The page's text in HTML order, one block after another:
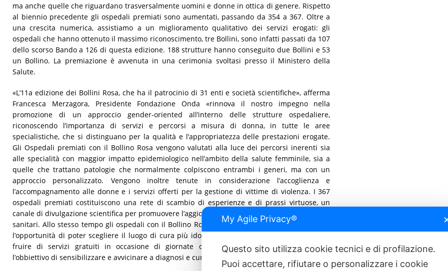
ma anche quelle che riguardano trasversalmente uomini e donne in ottica di genere. Rispetto
al biennio precedente gli ospedali premiati sono aumentati, passando da 354 a 367. Oltre a
una crescita numerica, assistiamo a un miglioramento qualitativo dei servizi erogati: gli
ospedali che hanno ottenuto il massimo riconoscimento, tre Bollini, sono infatti passati da 107
dello scorso Bando a 126 di questa edizione. 188 strutture hanno conseguito due Bollini e 53
un Bollino. La premiazione è avvenuta in una cerimonia svoltasi presso il Ministero della
Salute.
«L’11a edizione dei Bollini Rosa, che ha il patrocinio di 31 enti e società scientifiche», afferma
Francesca Merzagora, Presidente Fondazione Onda «rinnova il nostro impegno nella
promozione di un approccio gender-oriented all’interno delle strutture ospedaliere,
riconoscendo l’importanza di servizi e percorsi a misura di donna, in tutte le aree
specialistiche, che si distinguano per la qualità e l’appropriatezza delle prestazioni erogate.
Gli Ospedali premiati con il Bollino Rosa vengono valutati alla luce dei percorsi inerenti sia
alle specialità con maggior impatto epidemiologico nell’ambito della salute femminile, sia a
quelle che trattano patologie che normalmente colpiscono entrambi i generi, ma con un
approccio personalizzato. Vengono inoltre tenute in considerazione l’accoglienza e
l’accompagnamento alle donne e i servizi offerti per la gestione di vittime di violenza. I 367
ospedali premiati costituiscono una rete di scambio di esperienze e di prassi virtuose, un
canale di divulgazione scientifica per promuovere l’aggiornamento dei medici e degli operatori
sanitari. Allo stesso tempo gli ospedali con il Bollino Rosa rappresentano per la popolazione,
l’opportunità di poter scegliere il luogo di cura più idoneo alle proprie necessità, nonché di
fruire di servizi gratuiti in occasione di giornate dedicate a specifiche patologie, con
l’obbiettivo di sensibilizzare e avvicinare a diagnosi e cure appropriate».
My Agile Privacy®
Questo sito utilizza cookie tecnici e di profilazione.
Puoi accettare, rifiutare o personalizzare i cookie